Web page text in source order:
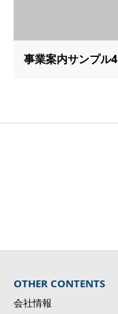
事業案内サンプル4
OTHER CONTENTS
会社情報